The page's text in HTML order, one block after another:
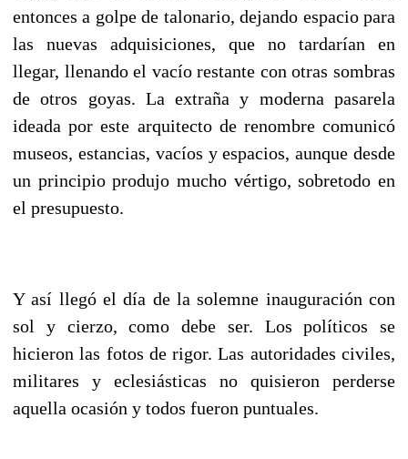
entonces a golpe de talonario, dejando espacio para
las nuevas adquisiciones, que no tardarían en
llegar, llenando el vacío restante con otras sombras
de otros goyas. La extraña y moderna pasarela
ideada por este arquitecto de renombre comunicó
museos, estancias, vacíos y espacios, aunque desde
un principio produjo mucho vértigo, sobretodo en
el presupuesto.
Y así llegó el día de la solemne inauguración con
sol y cierzo, como debe ser. Los políticos se
hicieron las fotos de rigor. Las autoridades civiles,
militares y eclesiásticas no quisieron perderse
aquella ocasión y todos fueron puntuales.